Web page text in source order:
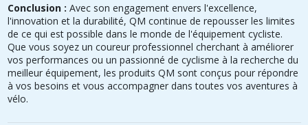
Conclusion : Avec son engagement envers l'excellence,
l'innovation et la durabilité, QM continue de repousser les limites
de ce qui est possible dans le monde de l'équipement cycliste.
Que vous soyez un coureur professionnel cherchant à améliorer
vos performances ou un passionné de cyclisme à la recherche du
meilleur équipement, les produits QM sont conçus pour répondre
à vos besoins et vous accompagner dans toutes vos aventures à
vélo.